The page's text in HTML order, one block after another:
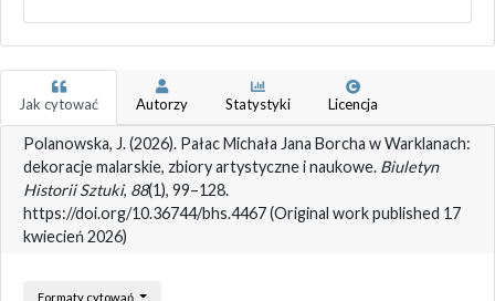
Jak cytować Autorzy Statystyki Licencja
Polanowska, J. (2026). Pałac Michała Jana Borcha w Warklanach:
dekoracje malarskie, zbiory artystyczne i naukowe. Biuletyn
Historii Sztuki, 88(1), 99–128.
https://doi.org/10.36744/bhs.4467 (Original work published 17
kwiecień 2026)
Formaty cytowań